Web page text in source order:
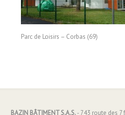
Parc de Loisirs – Corbas (69)
BAZIN BÂTIMENT S.A.S.- 743 route des 7